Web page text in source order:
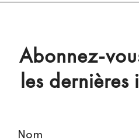
Abonnez-
les dernières